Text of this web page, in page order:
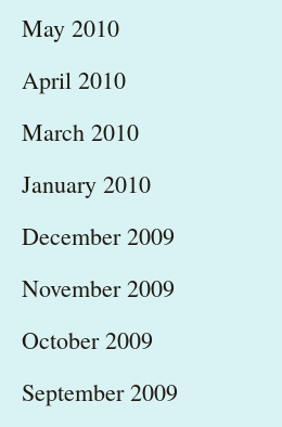
May 2010
April 2010
March 2010
January 2010
December 2009
November 2009
October 2009
September 2009